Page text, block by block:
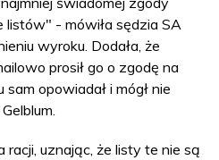
- mówiła sędzia SA
wyroku. Dodała, że
prosił go o zgodę na
opowiadał i mógł nie
racji, uznając, że listy te nie są